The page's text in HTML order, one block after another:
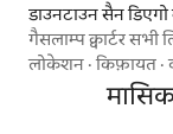
डाउनटाउन सैन
गैसलाम्प क्वार्टर सभी
लोकेशन ·किफ़ायत ·